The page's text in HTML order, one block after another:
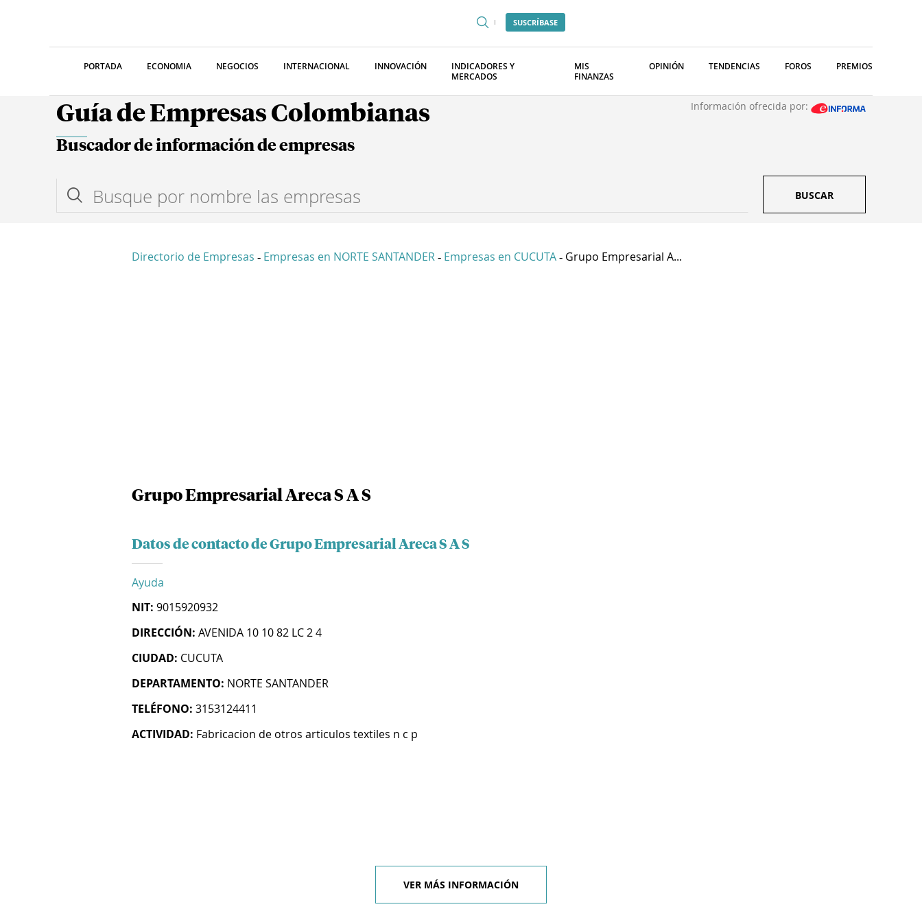
SUSCRÍBASE
PORTADA ECONOMIA NEGOCIOS INTERNACIONAL INNOVACIÓN
INDICADORES Y
MERCADOS
MIS
FINANZAS
OPINIÓN TENDENCIAS FOROS PREMIOS
Guía de Empresas Colombianas Información ofrecida por:
Buscador de información de empresas
BUSCAR
Directorio de Empresas - Empresas en NORTE SANTANDER - Empresas en CUCUTA - Grupo Empresarial A...
Grupo Empresarial Areca S A S
Datos de contacto de Grupo Empresarial Areca S A S
Ayuda
NIT: 9015920932
DIRECCIÓN: AVENIDA 10 10 82 LC 2 4
CIUDAD: CUCUTA
DEPARTAMENTO: NORTE SANTANDER
TELÉFONO: 3153124411
ACTIVIDAD: Fabricacion de otros articulos textiles n c p
VER MÁS INFORMACIÓN